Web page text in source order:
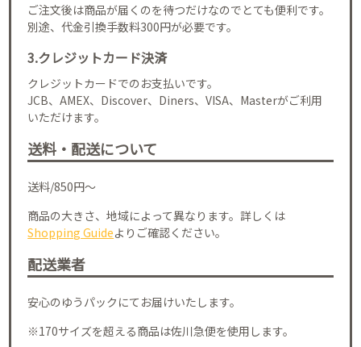
ご注文後は商品が届くのを待つだけなのでとても便利です。
別途、代金引換手数料300円が必要です。
3.クレジットカード決済
クレジットカードでのお支払いです。
JCB、AMEX、Discover、Diners、VISA、Masterがご利用
いただけます。
送料・配送について
送料/850円～
商品の大きさ、地域によって異なります。詳しくは
Shopping Guideよりご確認ください。
配送業者
安心のゆうパックにてお届けいたします。
※170サイズを超える商品は佐川急便を使用します。